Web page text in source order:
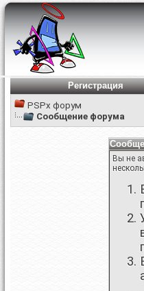
Регистрация
PSPx форум
Сообщение форума
Вы не